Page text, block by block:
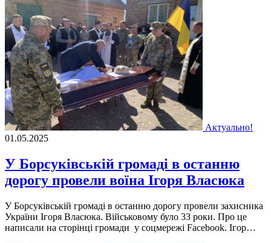
Актуально!
01.05.2025
У Борсуківській громаді в останню
дорогу провели воїна Ігоря Власюка
У Борсуківській громаді в останню дорогу провели захисника
України Ігоря Власюка. Військовому було 33 роки. Про це
написали на сторінці громади у соцмережі Facebook. Ігор…